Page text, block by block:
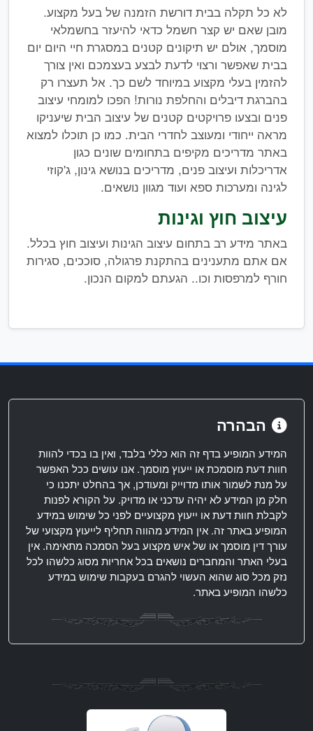
לא כל תקלה בבית דורשת הזמנה של בעל מקצוע.
מובן שאם יש קצר חשמל כדאי להיעזר בחשמלאי
מוסמך, אולם יש תיקונים קטנים במסגרת חיי היום יום
בבית שאפשר ורצוי לדעת לבצע בעצמכם ואין צורך
להזמין בעלי מקצוע במיוחד לשם כך. אל תעצרו רק
בהברגת דיבלים והחלפת נורות! הפכו למומחי עיצוב
פנים ובצעו פרויקטים קטנים של עיצוב הבית שיעניקו
מראה ייחודי ומעוצב לחדרי הבית. כמו כן תוכלו למצוא
באתר מדריכים מקיפים בתחומים שונים כגון
אדריכלות ועיצוב פנים, מדריכים בנושא גינון, ג'קוזי
לגינה ומערכות ספא ועוד מגוון נושאים.
עיצוב חוץ וגינות
באתר מידע רב בתחום עיצוב הגינות ועיצוב חוץ בכלל.
אם אתם מתענינים בהתקנת פרגולה, סוככים, סגירות
חורף למרפסות וכו.. הגעתם למקום הנכון.
הבהרה
המידע המופיע בדף זה הוא כללי בלבד, ואין בו בכדי להוות
חוות דעת מוסמכת או ייעוץ מוסמך. אנו עושים ככל האפשר
על מנת לשמור אותו מדוייק ומעודכן, אך בהחלט יתכנו כי
חלק מן המידע לא יהיה עדכני או מדויק. על הקורא לפנות
לקבלת חוות דעת או ייעוץ מקצועיים לפני כל שימוש במידע
המופיע באתר זה. אין המידע מהווה תחליף לייעוץ מקצועי של
עורך דין מוסמך או של איש מקצוע בעל הסמכה מתאימה. אין
בעלי האתר והמחברים נושאים בכל אחריות מסוג כלשהו לכל
נזק מכל סוג שהוא העשוי להגרם בעקבות שימוש במידע
כלשהו המופיע באתר.